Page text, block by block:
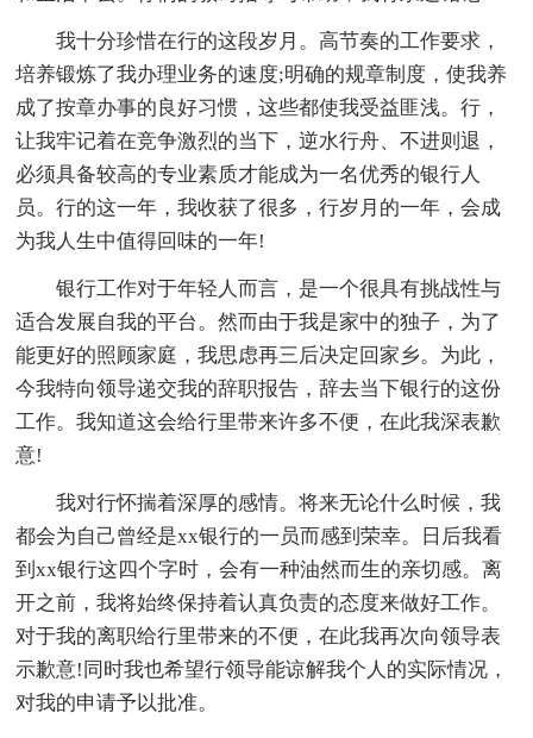
我十分珍惜在行的这段岁月。高节奏的工作要求，
培养锻炼了我办理业务的速度;明确的规章制度，使我养
成了按章办事的良好习惯，这些都使我受益匪浅。行，
让我牢记着在竞争激烈的当下，逆水行舟、不进则退，
必须具备较高的专业素质才能成为一名优秀的银行人
员。行的这一年，我收获了很多，行岁月的一年，会成
为我人生中值得回味的一年!
银行工作对于年轻人而言，是一个很具有挑战性与
适合发展自我的平台。然而由于我是家中的独子，为了
能更好的照顾家庭，我思虑再三后决定回家乡。为此，
今我特向领导递交我的辞职报告，辞去当下银行的这份
工作。我知道这会给行里带来许多不便，在此我深表歉
意!
我对行怀揣着深厚的感情。将来无论什么时候，我
都会为自己曾经是xx银行的一员而感到荣幸。日后我看
到xx银行这四个字时，会有一种油然而生的亲切感。离
开之前，我将始终保持着认真负责的态度来做好工作。
对于我的离职给行里带来的不便，在此我再次向领导表
示歉意!同时我也希望行领导能谅解我个人的实际情况，
对我的申请予以批准。